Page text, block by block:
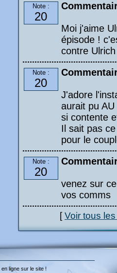
Note :
20
Moi j'aime
épisode !
contre
Note :
20
J'adore
aurait pu
si contente
Il sait pas
pour le
Note :
20
venez sur
vos comms
[Voir tous
en ligne sur le site !